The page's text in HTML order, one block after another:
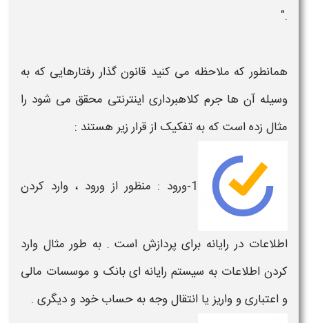
."
همانطور که ملاحظه می کنید قانون گذار رفتارهایی که به
وسیله آن ها جرم کلاهبرداری اینترنتی محقق می شود را
مثال زده است که به تفکیک از قرار زیر هستند :
1-ورود : منظور از ورود ، وارد کردن
اطلاعات در رایانه برای پردازش است . به طور مثال وارد
کردن اطلاعات به سیستم رایانه ایبانک و موسسات مالی
و اعتباری و واریز یا انتقال وجه به حساب خود و دیگری .